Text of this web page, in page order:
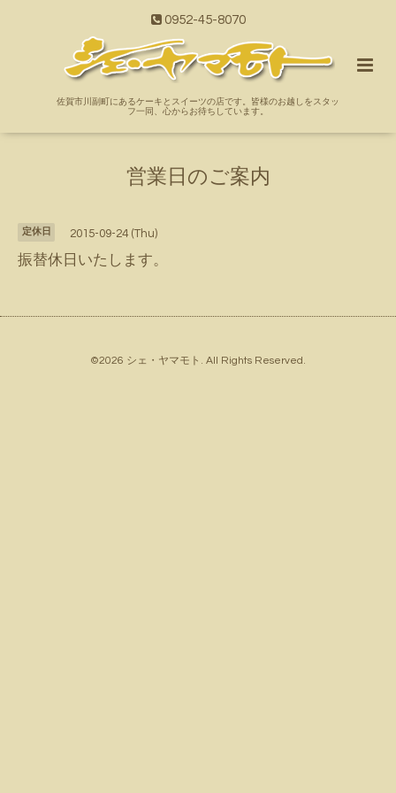
0952-45-8070
佐賀市川副町にあるケーキとスイーツの店です。皆様のお越しをスタッ
フ一同、心からお待ちしています。
営業日のご案内
定休日 2015-09-24 (Thu)
振替休日いたします。
©2026 シェ・ヤマモト . All Rights Reserved.